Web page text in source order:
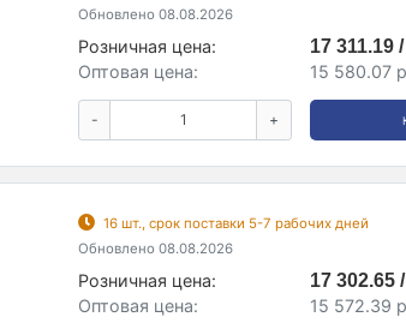
Обновлено 08.08.2026
Розничная цена:
17 311.19
Оптовая цена:
15 580.07
- +
16 шт., срок поставки 5-7 рабочих дней
Обновлено 08.08.2026
Розничная цена:
17 302.65
Оптовая цена:
15 572.39